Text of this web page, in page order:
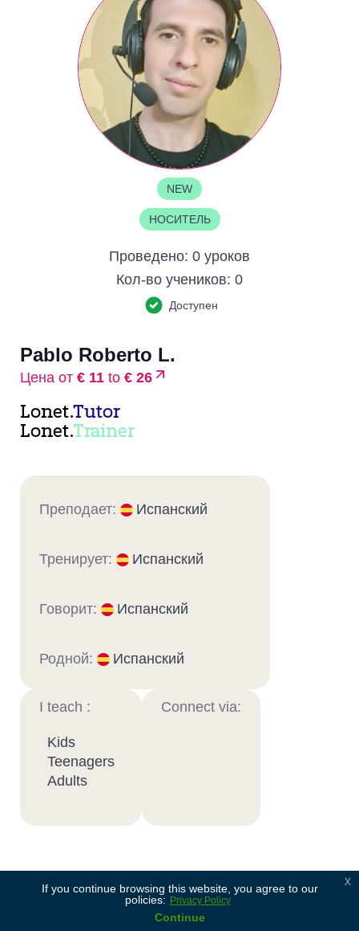
NEW
НОСИТЕЛЬ
Проведено: 0 уроков
Кол-во учеников: 0
Доступен
Pablo Roberto L.
Цена от € 11 to € 26
Lonet.Tutor
Lonet.Trainer
Преподает: Испанский
Тренирует: Испанский
Говорит: Испанский
Родной: Испанский
I teach :
Kids
Teenagers
Adults
Connect via:
Soy profesor de niños y jóvenes, con 10 años de
experiencia en educación formal. Doy clases de
inmersión para todas las edades, desde el nivel
If you continue browsing this website, you agree to our
policies: Privacy Policy
Continue
x